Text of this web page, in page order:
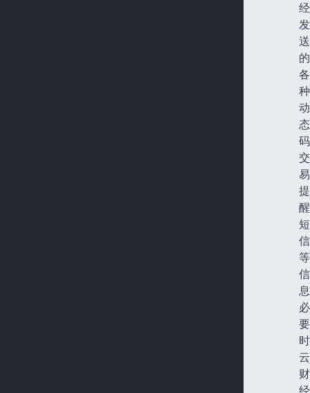
经
发
送
的
各
种
动
态
交
易
提
醒
短
信
等
信
必
要
时
云
财